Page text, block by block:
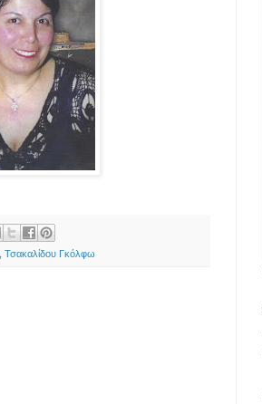
Τσακαλίδου Γκόλφω